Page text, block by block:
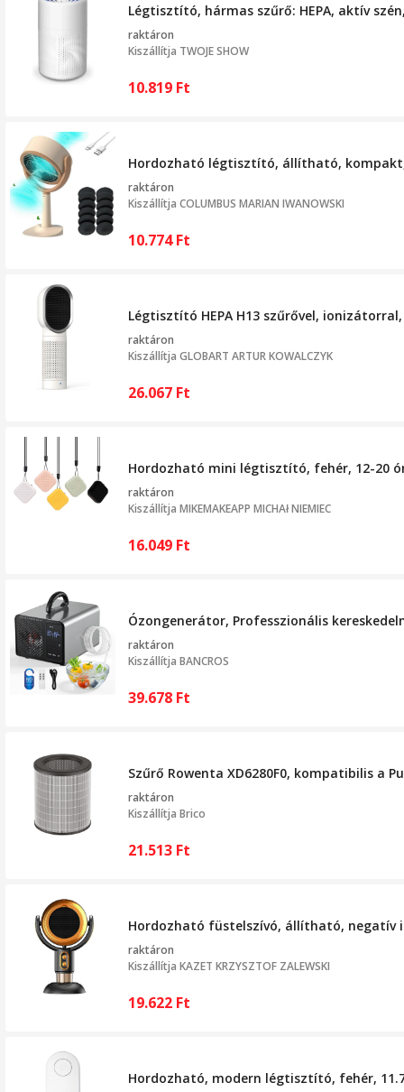
Légtisztító, hármas szűrő: HEPA, aktív
raktáron
Kiszállítja TWOJE SHOW
10.819 Ft
Hordozható légtisztító, állítható,
raktáron
Kiszállítja COLUMBUS MARIAN IWANOWSKI
10.774Ft
Légtisztító HEPA H13 szűrővel,
raktáron
Kiszállítja GLOBART ARTUR KOWALCZYK
26.067 Ft
Hordozható mini légtisztító, fehér, 12-20
raktáron
Kiszállítja MIKEMAKEAPP MICHAł NIEMIEC
16.049 Ft
Ózongenerátor, Professzionális
raktáron
Kiszállítja BANCROS
39.678 Ft
Szűrő Rowenta XD6280F0, kompatibilis a
raktáron
Kiszállítja Brico
21.513 Ft
Hordozható füstelszívó, állítható, negatív
raktáron
Kiszállítja KAZET KRZYSZTOF ZALEWSKI
19.622 Ft
Hordozható, modern légtisztító, fehér,